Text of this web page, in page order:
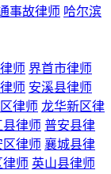
事故律师 哈尔滨
师 界首市律师
师 安溪县律师
律师 龙华新区律
县律师 普安县律
区律师 襄城县律
律师 英山县律师